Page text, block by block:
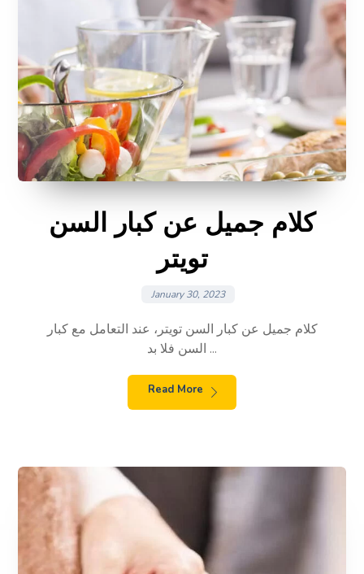
كلام جميل عن كبار السن
تويتر
January 30, 2023
كلام جميل عن كبار السن تويتر، عند التعامل مع كبار
السن فلا بد ...
Read More